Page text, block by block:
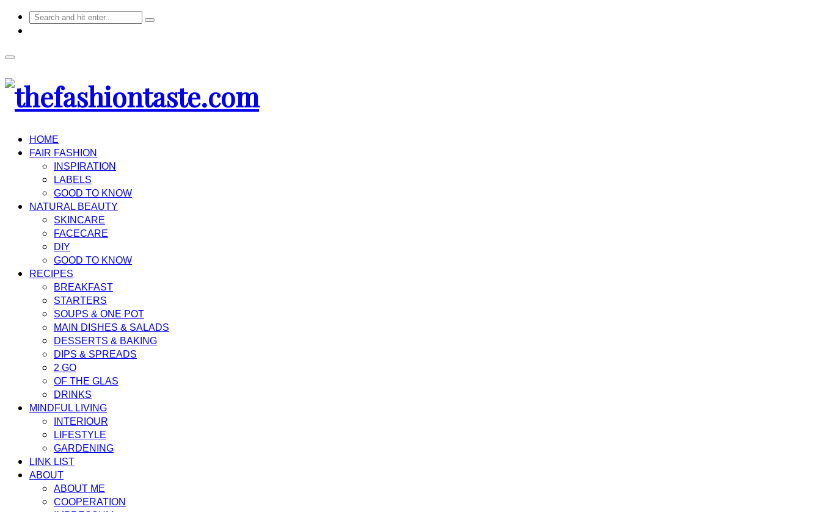
HOME
FAIR FASHION
INSPIRATION
LABELS
GOOD TO KNOW
NATURAL BEAUTY
SKINCARE
FACECARE
DIY
GOOD TO KNOW
RECIPES
BREAKFAST
STARTERS
SOUPS & ONE POT
MAIN DISHES & SALADS
DESSERTS & BAKING
DIPS & SPREADS
2 GO
OF THE GLAS
DRINKS
MINDFUL LIVING
INTERIOUR
LIFESTYLE
GARDENING
LINK LIST
ABOUT
ABOUT ME
COOPERATION